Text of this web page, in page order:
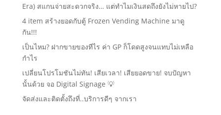
Era) สแกนจ่ายสะดวกจริง… แต่ทำไมเงินสดถึงยังไม่หายไป?
4 item สร้างยอดกับตู้ Frozen Vending Machine มาดู
กัน!!!
เป็นไหม? ฝากขายของทีไร ค่า GP ก็โดดสูงจนแทบไม่เหลือ
กำไร
เปลี่ยนโปรโมชันไม่ทัน! เสียเวลา! เสียยอดขาย! จบปัญหา
นั้นด้วย จอ Digital Signage 💡
จัดส่งและติดตั้งถึงที่..บริการดีๆ จากเรา